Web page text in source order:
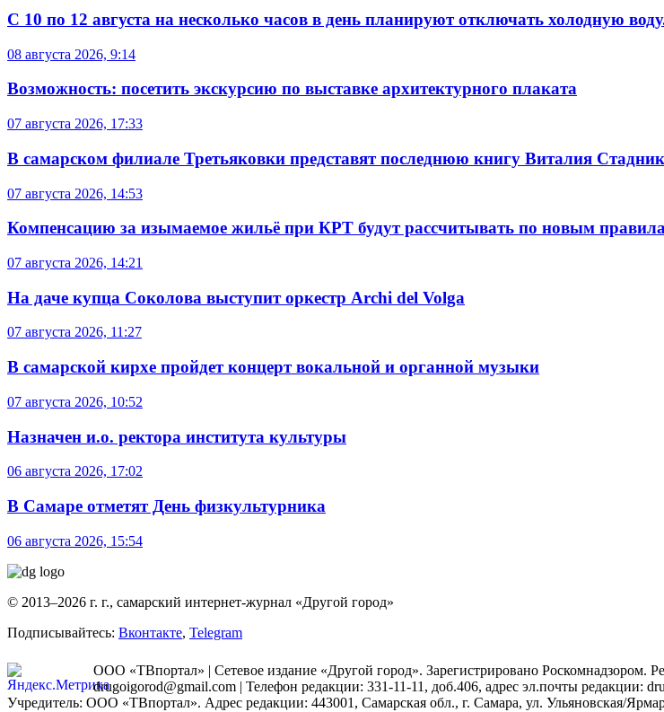
С 10 по 12 августа на несколько часов в день планируют отключать холодную
08 августа 2026, 9:14
Возможность: посетить экскурсию по выставке архитектурного плаката
07 августа 2026, 17:33
В самарском филиале Третьяковки представят последнюю книгу Виталия
07 августа 2026, 14:53
Компенсацию за изымаемое жильё при КРТ будут рассчитывать по новым
07 августа 2026, 14:21
На даче купца Соколова выступит оркестр Archi del Volga
07 августа 2026, 11:27
В самарской кирхе пройдет концерт вокальной и органной музыки
07 августа 2026, 10:52
Назначен и.о. ректора института культуры
06 августа 2026, 17:02
В Самаре отметят День физкультурника
06 августа 2026, 15:54
© 2013–2026 г. г., самарский интернет-журнал «Другой город»
Подписывайтесь: Вконтакте, Telegram
ООО «ТВпортал» | Сетевое издание «Другой город». Зарегистрировано
drugoigorod@gmail.com | Телефон редакции: 331-11-11, доб.406, адрес эл.почты редакции:
Учредитель: ООО «ТВпортал». Адрес редакции: 443001, Самарская обл., г. Самара, ул. Ульяновская/